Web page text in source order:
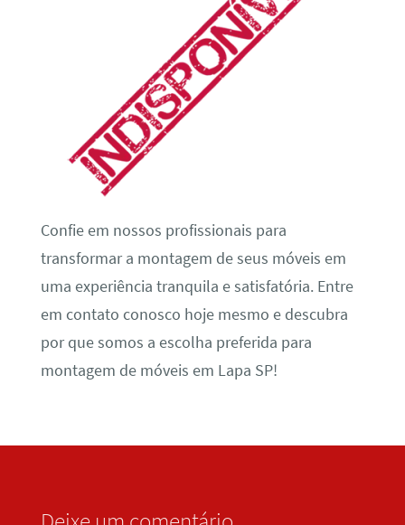
Confie em nossos profissionais para
transformar a montagem de seus móveis em
uma experiência tranquila e satisfatória. Entre
em contato conosco hoje mesmo e descubra
por que somos a escolha preferida para
montagem de móveis em Lapa SP!